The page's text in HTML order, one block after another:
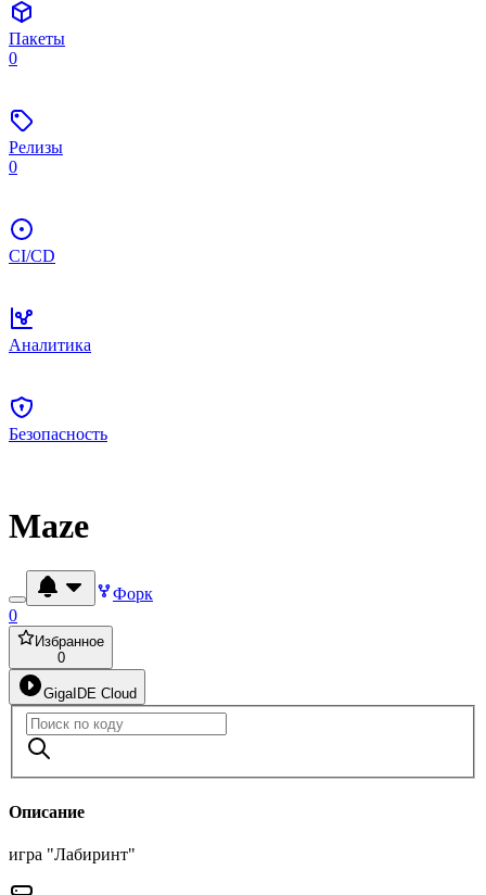
Пакеты
0
Релизы
0
CI/CD
Аналитика
Безопасность
Maze
Форк
0
Избранное
0
GigaIDE Cloud
Описание
игра "Лабиринт"